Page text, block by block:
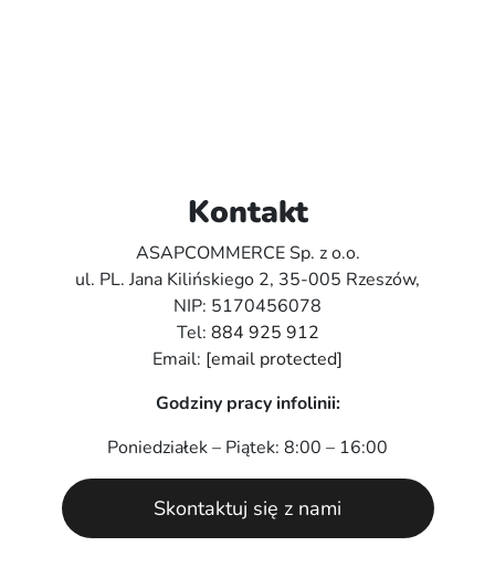
Kontakt
ASAPCOMMERCE Sp. z o.o.
ul. PL. Jana Kilińskiego 2, 35-005 Rzeszów,
NIP: 5170456078
Tel: 884 925 912
Email: [email protected]
Godziny pracy infolinii:
Poniedziałek – Piątek: 8:00 – 16:00
Skontaktuj się z nami